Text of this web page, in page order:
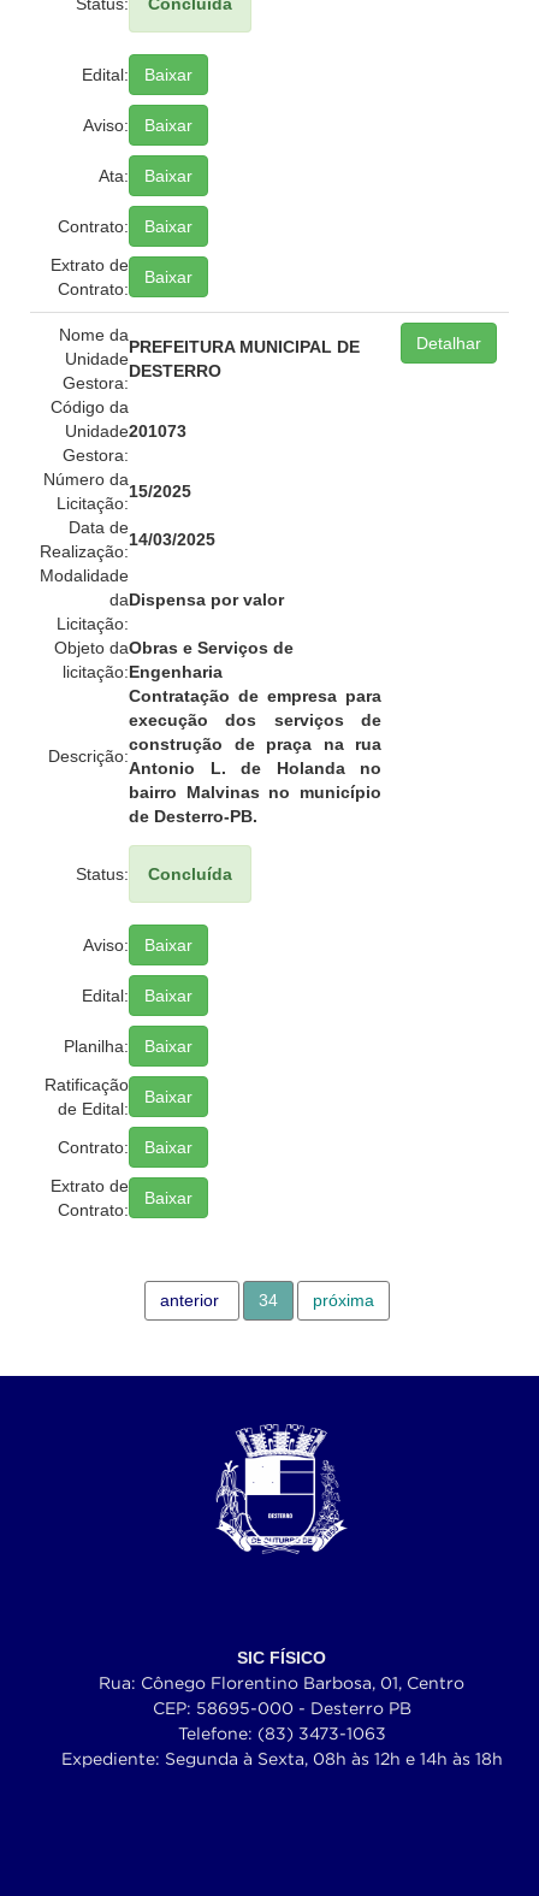
Edital: Baixar
Aviso: Baixar
Ata: Baixar
Contrato:
Baixar
Extrato de
Contrato:
Baixar
Nome da
Unidade
Gestora:
PREFEITURA MUNICIPAL DE
DESTERRO
Código da
Unidade
Gestora:
201073
Número da
Licitação:
15/2025
Data de
Realização:
14/03/2025
Modalidade
da
Licitação:
Dispensa por valor
Objeto da
licitação:
Obras e Serviços de
Engenharia
Descrição:
Contratação de empresa para
execução dos serviços de
construção de praça na rua
Antonio L. de Holanda no
bairro Malvinas no município
de Desterro-PB.
Status: Concluída
Aviso: Baixar
Edital: Baixar
Planilha:
Baixar
Ratificação
de Edital:
Baixar
Contrato:
Baixar
Extrato de
Contrato:
Baixar
Detalhar
anterior 34 próxima
SIC FÍSICO
Rua: Cônego Florentino Barbosa, 01, Centro
CEP: 58695-000 - Desterro PB
Telefone: (83) 3473-1063
Expediente: Segunda à Sexta, 08h às 12h e 14h às 18h